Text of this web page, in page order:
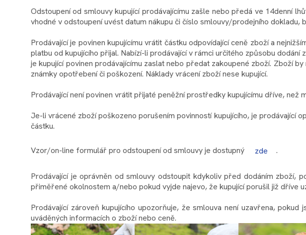
Odstoupení od smlouvy kupující prodávajícímu zašle nebo předá ve 14denní
vhodné v odstoupení uvést datum nákupu či číslo smlouvy/prodejního dokladu,
Prodávající je povinen kupujícímu vrátit částku odpovídající ceně zboží a
platbu od kupujícího přijal. Nabízí-li prodávající v rámci určitého způsobu
je kupující povinen prodávajícímu zaslat nebo předat zakoupené zboží. Zboží
známky opotřebení či poškození. Náklady vrácení zboží nese kupující.
Prodávající není povinen vrátit přijaté peněžní prostředky kupujícímu dříve,
Je-li vrácené zboží poškozeno porušením povinností kupujícího, je prodávající
částku.
Vzor/on-line formulář pro odstoupení od smlouvy je dostupný zde .
Prodávající je oprávněn od smlouvy odstoupit kdykoliv před dodáním zboží,
přiměřené okolnostem a/nebo pokud vyjde najevo, že kupující porušil již dříve
Prodávající zároveň kupujícího upozorňuje, že smlouva není uzavřena,
uváděných informacích o zboží nebo ceně.